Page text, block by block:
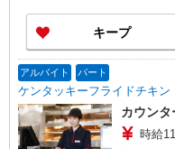
キープ
アルバイト パート
ケンタッキーフライドチキ
カウン
時給